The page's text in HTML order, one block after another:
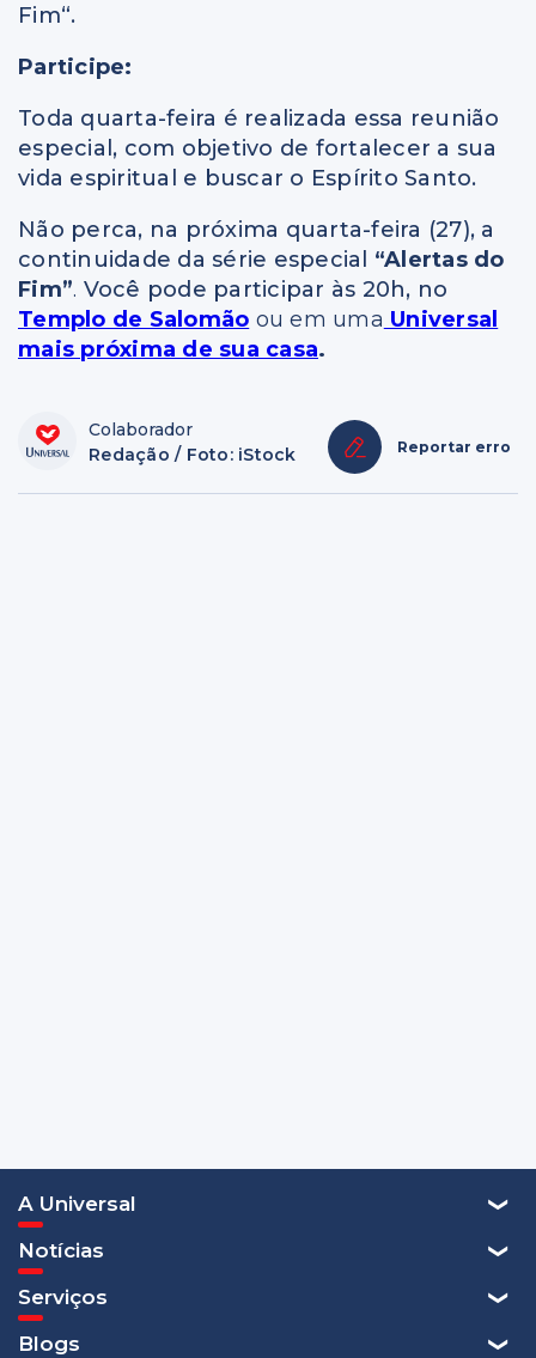
Fim“.
Participe:
Toda quarta-feira é realizada essa reunião
especial, com objetivo de fortalecer a sua
vida espiritual e buscar o Espírito Santo.
Não perca, na próxima quarta-feira (27), a
continuidade da série especial “Alertas do
Fim”. Você pode participar às 20h, no
Templo de Salomão ou em uma Universal
mais próxima de sua casa.
Colaborador
Redação / Foto: iStock
Reportar erro
A Universal
Notícias
Serviços
Blogs